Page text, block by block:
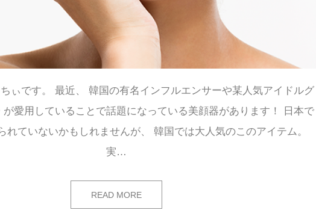
ぃです。 最近、 韓国の有名インフルエンサーや某人気アイドルグ
が愛用していることで話題になっている美顔器があります！ 日本で
れていないかもしれませんが、 韓国では大人気のこのアイテム。
実…
READ MORE